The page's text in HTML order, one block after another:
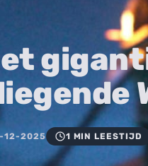
12-2025 1 MIN LEESTIJD